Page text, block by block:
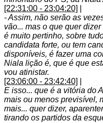
[22:31:00 - 23:04:20]
- Assim, não serão as
vão... mas o que quer
é muito pertinho, sobre
candidata forte, ou tem
disponíveis, é fazer uma
Niala lição é, que é que
vou atinistar.
[23:06:00 - 23:42:40]
E isso... que é a vitória do
mais ou menos previsível,
mais... quer dizer,
tirando os partidos da